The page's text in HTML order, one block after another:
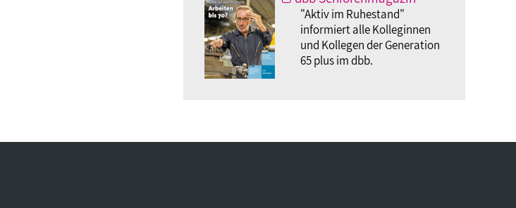
"Aktiv im Ruhestand"
informiert alle Kolleginnen
und Kollegen der Generation
65 plus im dbb.